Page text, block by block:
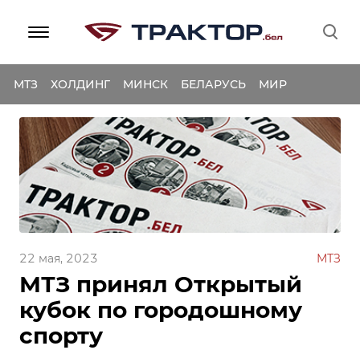
МТЗ ХОЛДИНГ МИНСК БЕЛАРУСЬ МИР
МТЗ принял Открытый
кубок по городошному
спорту
22 мая, 2023 МТЗ